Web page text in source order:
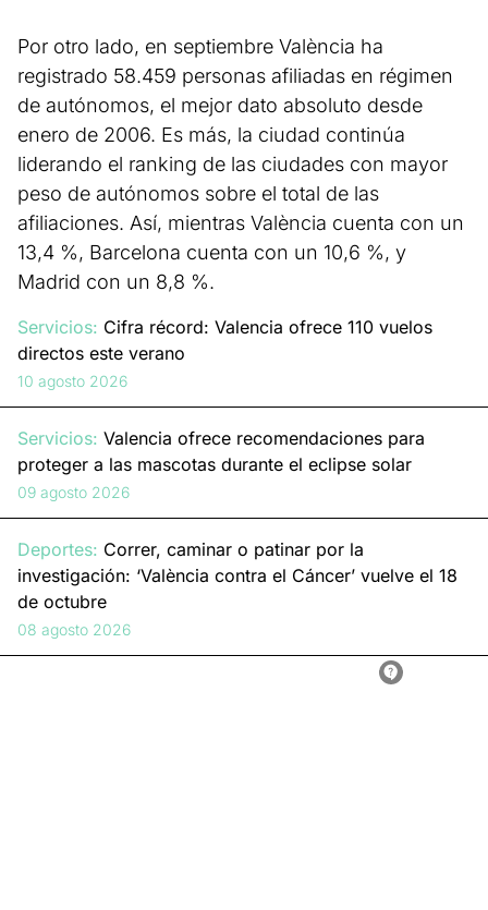
Por otro lado, en septiembre València ha
registrado 58.459 personas afiliadas en régimen
de autónomos, el mejor dato absoluto desde
enero de 2006. Es más, la ciudad continúa
liderando el ranking de las ciudades con mayor
peso de autónomos sobre el total de las
afiliaciones. Así, mientras València cuenta con un
13,4 %, Barcelona cuenta con un 10,6 %, y
Madrid con un 8,8 %.
Servicios: Cifra récord: Valencia ofrece 110 vuelos
directos este verano
10 agosto 2026
Servicios: Valencia ofrece recomendaciones para
proteger a las mascotas durante el eclipse solar
09 agosto 2026
Deportes: Correr, caminar o patinar por la
investigación: ‘València contra el Cáncer’ vuelve el 18
de octubre
08 agosto 2026